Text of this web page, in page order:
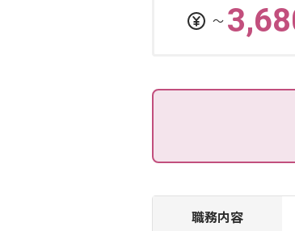
〜
職務内容